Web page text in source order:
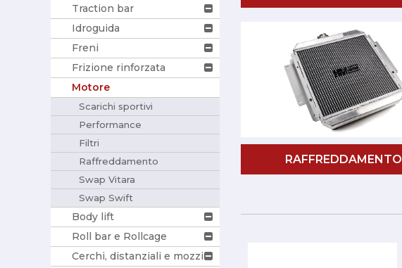
Traction bar
Idroguida
Freni
Frizione rinforzata
Motore
Scarichi sportivi
Performance
Filtri
Raffreddamento
Swap Vitara
Swap Swift
Body lift
Roll bar e Rollcage
Cerchi, distanziali e mozzi
RAFFREDDAMENTO